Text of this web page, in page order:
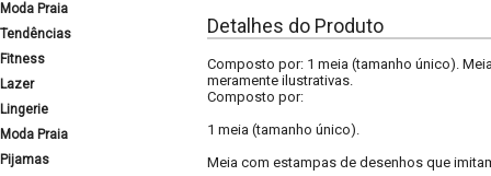
Moda Praia
Tendências
Fitness
Lazer
Lingerie
Moda Praia
Pijamas
Detalhes do Produto
Composto por: 1 meia (tamanho único).
meramente ilustrativas.
Composto por:
1 meia (tamanho único).
Meia com estampas de desenhos que